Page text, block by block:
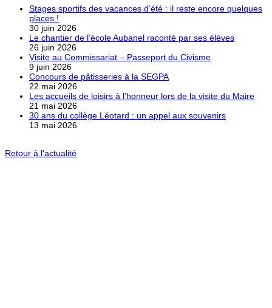
Stages sportifs des vacances d’été : il reste encore quelques
places !
30 juin 2026
Le chantier de l’école Aubanel raconté par ses élèves
26 juin 2026
Visite au Commissariat – Passeport du Civisme
9 juin 2026
Concours de pâtisseries à la SEGPA
22 mai 2026
Les accueils de loisirs à l’honneur lors de la visite du Maire
21 mai 2026
30 ans du collège Léotard : un appel aux souvenirs
13 mai 2026
Retour à l'actualité